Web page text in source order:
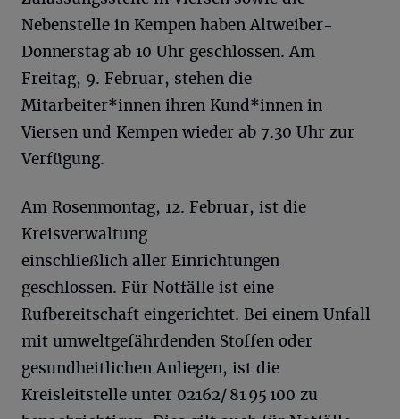
Nebenstelle in Kempen haben Altweiber-
Donnerstag ab 10 Uhr geschlossen. Am
Freitag, 9. Februar, stehen die
Mitarbeiter*innen ihren Kund*innen in
Viersen und Kempen wieder ab 7.30 Uhr zur
Verfügung.
Am Rosenmontag, 12. Februar, ist die
Kreisverwaltung
einschließlich aller Einrichtungen
geschlossen. Für Notfälle ist eine
Rufbereitschaft eingerichtet. Bei einem Unfall
mit umweltgefährdenden Stoffen oder
gesundheitlichen Anliegen, ist die
Kreisleitstelle unter 02162/ 81 95 100 zu